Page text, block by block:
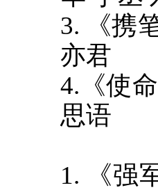
3.
《携
亦君
4.《使命
思语
1.
《强